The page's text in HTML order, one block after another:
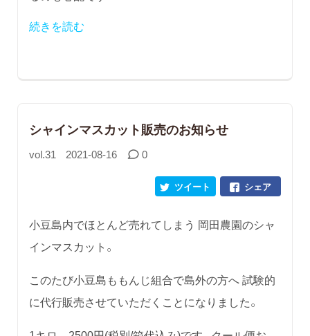
続きを読む
シャインマスカット販売のお知らせ
vol.31 2021-08-16 0
シェア
ツイート
小豆島内でほとんど売れてしまう 岡田農園のシャ
インマスカット。
このたび小豆島ももんじ組合で島外の方へ 試験的
に代行販売させていただくことになりました。